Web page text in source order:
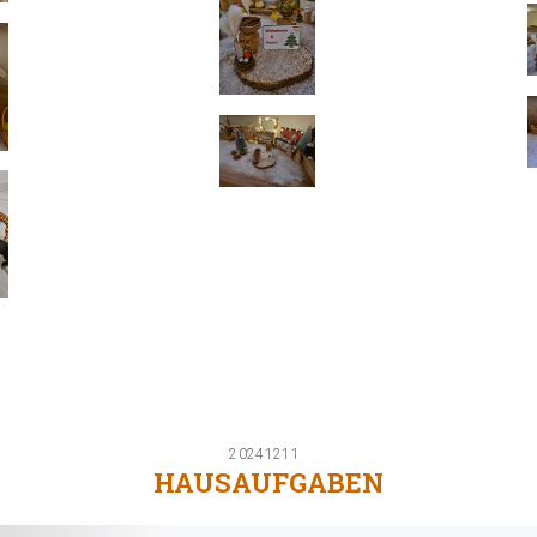
20241211
HAUSAUFGABEN